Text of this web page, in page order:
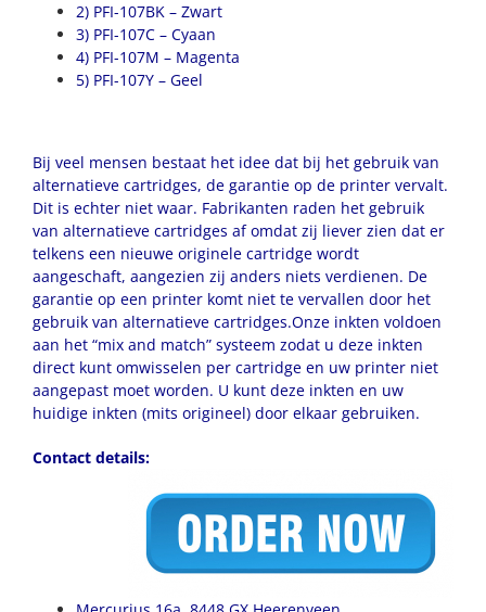
2) PFI-107BK – Zwart
3) PFI-107C – Cyaan
4) PFI-107M – Magenta
5) PFI-107Y – Geel
Bij veel mensen bestaat het idee dat bij het gebruik van
alternatieve cartridges, de garantie op de printer vervalt.
Dit is echter niet waar. Fabrikanten raden het gebruik
van alternatieve cartridges af omdat zij liever zien dat er
telkens een nieuwe originele cartridge wordt
aangeschaft, aangezien zij anders niets verdienen. De
garantie op een printer komt niet te vervallen door het
gebruik van alternatieve cartridges.Onze inkten voldoen
aan het “mix and match” systeem zodat u deze inkten
direct kunt omwisselen per cartridge en uw printer niet
aangepast moet worden. U kunt deze inkten en uw
huidige inkten (mits origineel) door elkaar gebruiken.
Contact details: